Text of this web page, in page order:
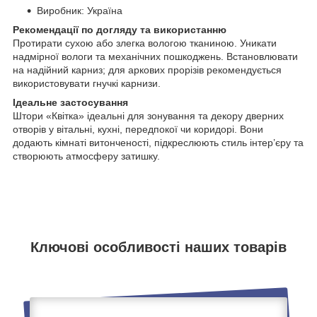
Виробник: Україна
Рекомендації по догляду та використанню
Протирати сухою або злегка вологою тканиною. Уникати
надмірної вологи та механічних пошкоджень. Встановлювати
на надійний карниз; для аркових прорізів рекомендується
використовувати гнучкі карнизи.
Ідеальне застосування
Штори «Квітка» ідеальні для зонування та декору дверних
отворів у вітальні, кухні, передпокої чи коридорі. Вони
додають кімнаті витонченості, підкреслюють стиль інтер’єру та
створюють атмосферу затишку.
Ключові особливості наших товарів